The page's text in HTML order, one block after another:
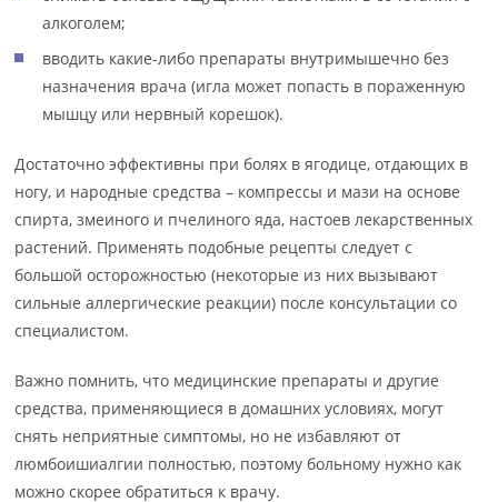
алкоголем;
вводить какие-либо препараты внутримышечно без
назначения врача (игла может попасть в пораженную
мышцу или нервный корешок).
Достаточно эффективны при болях в ягодице, отдающих в
ногу, и народные средства – компрессы и мази на основе
спирта, змеиного и пчелиного яда, настоев лекарственных
растений. Применять подобные рецепты следует с
большой осторожностью (некоторые из них вызывают
сильные аллергические реакции) после консультации со
специалистом.
Важно помнить, что медицинские препараты и другие
средства, применяющиеся в домашних условиях, могут
снять неприятные симптомы, но не избавляют от
люмбоишиалгии полностью, поэтому больному нужно как
можно скорее обратиться к врачу.